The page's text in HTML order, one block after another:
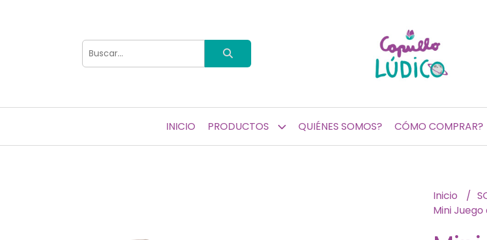
INICIO PRODUCTOS QUIÉNES SOMOS? CÓMO COMPRAR?
Inicio
Mini